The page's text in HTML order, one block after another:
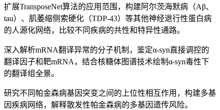
扩展TransposeNet算法的应用范围，构建阿尔茨海默病（Aβ、
tau）、肌萎缩侧索硬化（TDP-43）等其他神经退行性蛋白病
的人源化网络，比较不同疾病的共性和特异性通路。
深入解析mRNA翻译异常的分子机制，鉴定α-syn直接调控的
翻译因子和靶mRNA，结合核糖体图谱技术绘制α-syn毒性下
的翻译组全景。
研究不同帕金森病基因突变之间的上位性相互作用，构建多基
因疾病网络，解释散发性帕金森病的多基因遗传风险。